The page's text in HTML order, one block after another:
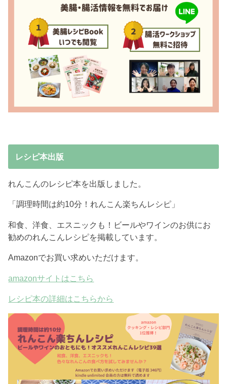
レシピ本出版
れんこんのレシピ本を出版しました。
「調理時間は約10分！れんこん楽ちんレシピ」
和食、洋食、エスニックも！ビールやワインのお供にお
勧めのれんこんレシピを掲載しています。
Amazonでお買い求めいただけます。
amazonサイトはこちら
レシピ本の詳細はこちらから